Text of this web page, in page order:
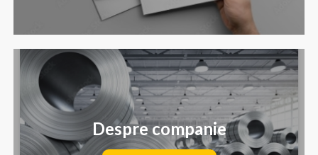
Despre companie